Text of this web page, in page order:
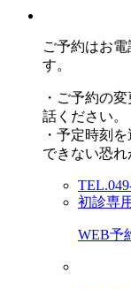
ご予約はお
す。
・ご予約の
話ください。
・予定時刻
できない恐れ
初診専用
WEB予